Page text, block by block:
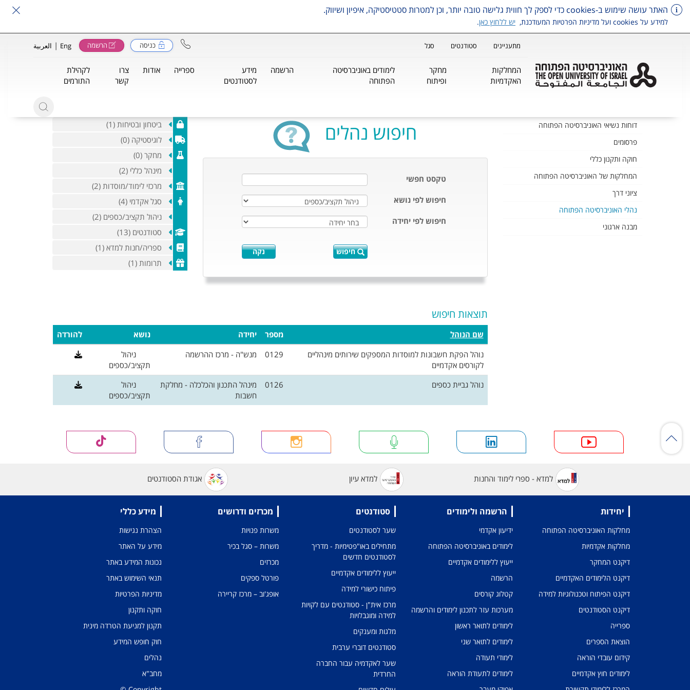
לדלג על תפריט ראשי
האתר עושה שימוש ב-cookies כדי לספק לך חווית גלישה טובה יותר, וכן למטרות סטטיסטיקה, איפיון ושיווק.
למידע על cookies ועל מדיניות הפרטיות המעודכנת, יש ללחוץ כאן.
מתעניינים סטודנטים סגל כניסה הרשמה Eng
| العربية
המחלקות
האקדמיות
מחקר
ופיתוח
לימודים באוניברסיטה
הפתוחה
הרשמה
מידע
לסטודנטים
ספרייה אודות
צרו
קשר
לקהילת
התורמים
דוחות נשיאי האוניברסיטה הפתוחה
פרסומים
חוקה ותקנון כללי
המחלקות של האוניברסיטה הפתוחה
ציוני דרך
נהלי האוניברסיטה הפתוחה
מבנה ארגוני
חיפוש נהלים
טקסט חפשי
חיפוש לפי נושא
חיפוש לפי יחידה
חיפוש נקה
ביטחון ובטיחות (1)
לוגיסטיקה (0)
מחקר (0)
מינהל כללי (2)
מרכזי לימוד/מוסדות (2)
סגל אקדמי (4)
ניהול תקציב/כספים (2)
סטודנטים (13)
ספריה/חנות למדא (1)
תרומות (1)
תוצאות חיפוש
שם הנוהל מספר יחידה נושא
להורדה
נוהל הפקת חשבונות למוסדות המספקים שירותים מינהליים
לקורסים אקדמיים
0129 מנש"ה - מרכז ההרשמה
ניהול
תקציב/כספים
נוהל גביית כספים
0126
מינהל התכנון והכלכלה - מחלקת
חשבות
ניהול
תקציב/כספים
למדא - ספרי לימוד והחנות למדא עיון אגודת הסטודנטים
יחידות
מחלקות האוניברסיטה הפתוחה
מחלקות אקדמיות
דיקנט המחקר
דיקנט הלימודים האקדמיים
דיקנט הפיתוח וטכנולוגיות למידה
דיקנט הסטודנטים
ספרייה
הוצאת הספרים
קידום עובדי הוראה
לימודים חוץ אקדמיים
הרשמה ולימודים
ידיעון אקדמי
לימודים באוניברסיטה הפתוחה
ייעוץ ללימודים אקדמיים
הרשמה
קטלוג קורסים
מערכות עזר לתכנון לימודים והרשמה
לימודים לתואר ראשון
לימודים לתואר שני
לימודי תעודה
לימודים לתעודת הוראה
סטודנטים
שער לסטודנטים
מתחילים באו"פטימיות - מדריך
לסטודנטים חדשים
ייעוץ ללימודים אקדמיים
פיתוח כישורי למידה
מרכז אית"ן - סטודנטים עם לקויות
למידה ומוגבלויות
מלגות ומענקים
סטודנטים דוברי ערבית
שער לאקדמיה עבור החברה
החרדית
מכרזים ודרושים
משרות פנויות
משרות – סגל בכיר
מכרזים
פורטל ספקים
אופג'וב – מרכז קריירה
מידע כללי
הצהרת נגישות
מידע על האתר
נכונות המידע באתר
תנאי השימוש באתר
מדיניות הפרטיות
חוקה ותקנון
תקנון למניעת הטרדה מינית
חוק חופש המידע
נהלים
מחב"א